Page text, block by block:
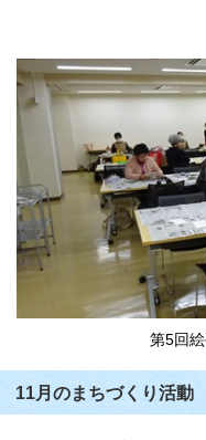
第5回
11月のまちづくり活動